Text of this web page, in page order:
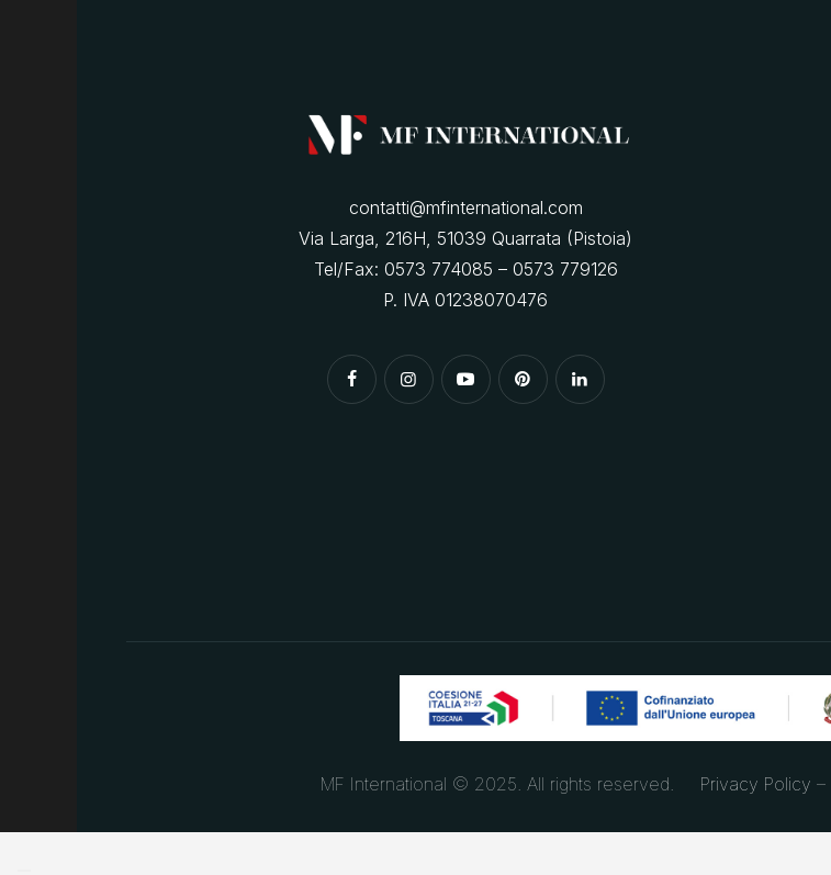
contatti@mfinternational.com
Via Larga, 216H, 51039 Quarrata (Pistoia)
Tel/Fax: 0573 774085 – 0573 779126
P. IVA 01238070476
MF International © 2025. All rights reserved. Privacy Policy –